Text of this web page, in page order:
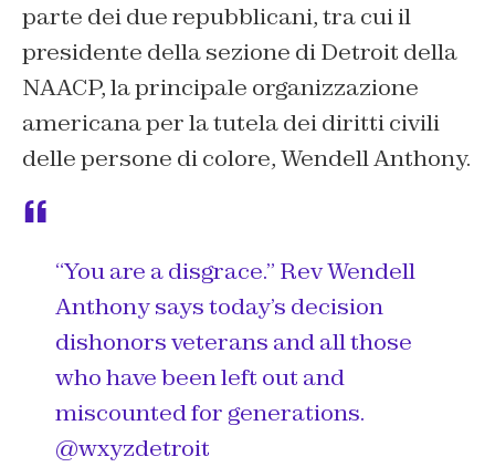
parte dei due repubblicani, tra cui il
presidente della sezione di Detroit della
NAACP, la principale organizzazione
americana per la tutela dei diritti civili
delle persone di colore, Wendell Anthony.
“You are a disgrace.” Rev Wendell
Anthony says today’s decision
dishonors veterans and all those
who have been left out and
miscounted for generations.
@wxyzdetroit